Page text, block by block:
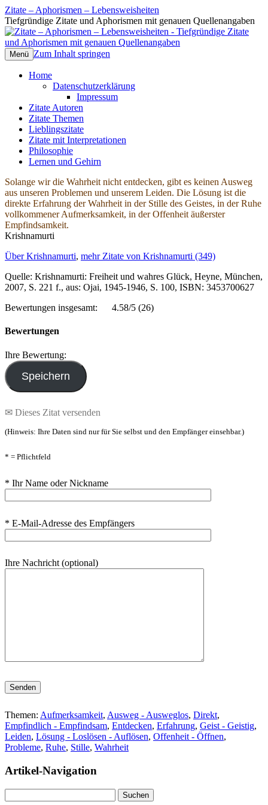
Zitate – Aphorismen – Lebensweisheiten
Tiefgründige Zitate und Aphorismen mit genauen Quellenangaben
Menü Zum Inhalt springen
Home
Datenschutzerklärung
Impressum
Zitate Autoren
Zitate Themen
Lieblingszitate
Zitate mit Interpretationen
Philosophie
Lernen und Gehirn
Solange wir die Wahrheit nicht entdecken, gibt es keinen Ausweg
aus unseren Problemen und unserem Leiden. Die Lösung ist die
direkte Erfahrung der Wahrheit in der Stille des Geistes, in der Ruhe
vollkommener Aufmerksamkeit, in der Offenheit äußerster
Empfindsamkeit.
Krishnamurti
Über Krishnamurti, mehr Zitate von Krishnamurti (349)
Quelle: Krishnamurti: Freiheit und wahres Glück, Heyne, München,
2007, S. 221 f., aus: Ojai, 1945-1946, S. 100, ISBN: 3453700627
Bewertungen insgesamt:
4.58/5 (26)
Bewertungen
Ihre Bewertung:
✉ Dieses Zitat versenden
(Hinweis: Ihre Daten sind nur für Sie selbst und den Empfänger einsehbar.)
* = Pflichtfeld
* Ihr Name oder Nickname
* E-Mail-Adresse des Empfängers
Ihre Nachricht (optional)
Bitte lasse dieses Feld leer.
Themen: Aufmerksamkeit, Ausweg - Ausweglos, Direkt,
Empfindlich - Empfindsam, Entdecken, Erfahrung, Geist - Geistig,
Leiden, Lösung - Loslösen - Auflösen, Offenheit - Öffnen,
Probleme, Ruhe, Stille, Wahrheit
Artikel-Navigation